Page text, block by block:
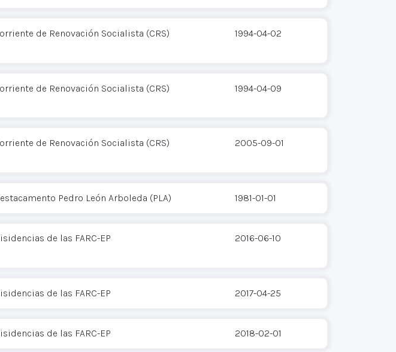
de Renovación Socialista (CRS) 1994-04-02
de Renovación Socialista (CRS) 1994-04-09
de Renovación Socialista (CRS) 2005-09-01
Pedro León Arboleda (PLA) 1981-01-01
de las FARC-EP 2016-06-10
de las FARC-EP 2017-04-25
de las FARC-EP 2018-02-01